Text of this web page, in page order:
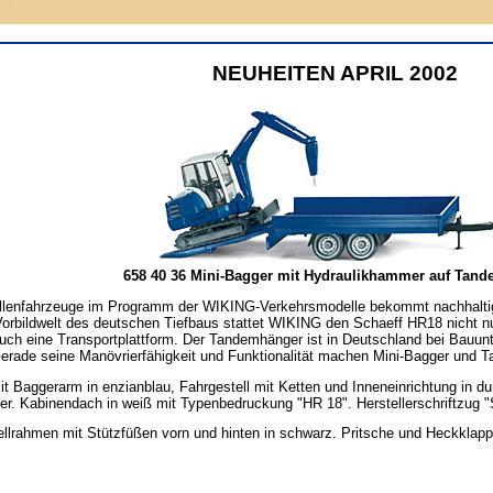
NEUHEITEN APRIL 2002
658 40 36 Mini-Bagger mit Hydraulikhammer auf
im Programm der WIKING-Verkehrsmodelle bekommt
des deutschen Tiefbaus stattet WIKING den Schaeff HR18 nicht
eine Transportplattform. Der Tandemhänger ist in Deutschland bei
seine Manövrierfähigkeit und Funktionalität machen Mini-Bagger und
Baggerarm in enzianblau, Fahrgestell mit Ketten und Inneneinrichtung in
Kabinendach in weiß mit Typenbedruckung "HR 18". Herstellerschriftzug
mit Stützfüßen vorn und hinten in schwarz. Pritsche und